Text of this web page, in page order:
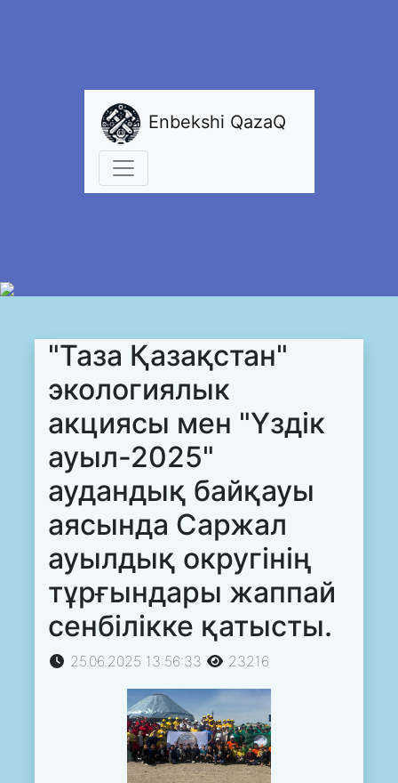
Enbekshi QazaQ
"Таза Қазақстан"
экологиялык
акциясы мен "Үздік
ауыл-2025"
аудандық байқауы
аясында Саржал
ауылдық округінің
тұрғындары жаппай
сенбілікке қатысты.
25.06.2025 13:56:33 23216